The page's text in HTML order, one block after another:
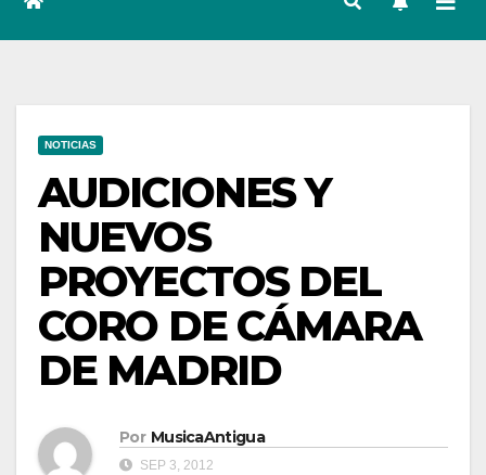
NOTICIAS
AUDICIONES Y
NUEVOS
PROYECTOS DEL
CORO DE CÁMARA
DE MADRID
Por MusicaAntigua
SEP 3, 2012